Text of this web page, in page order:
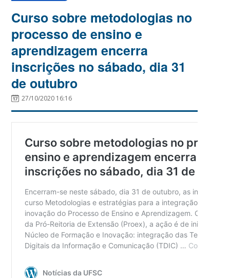
Curso sobre metodologias no
processo de ensino e
aprendizagem encerra
inscrições no sábado, dia 31
de outubro
27/10/2020 16:16